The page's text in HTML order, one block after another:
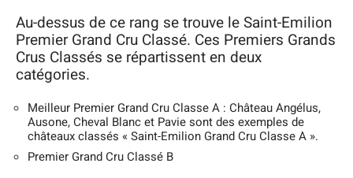
Au-dessus de ce rang se trouve le Saint-Emilion
Premier Grand Cru Classé. Ces Premiers Grands
Crus Classés se répartissent en deux
catégories.
Meilleur Premier Grand Cru Classe A : Château Angélus,
Ausone, Cheval Blanc et Pavie sont des exemples de
châteaux classés « Saint-Emilion Grand Cru Classe A ».
Premier Grand Cru Classé B